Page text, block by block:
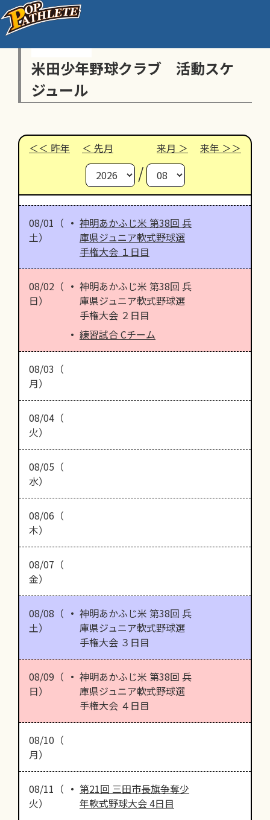
米田少年野球クラブ 活動スケ
ジュール
昨年 先月 来月 来年
/
08/01（
土）
神明あかふじ米 第38回 兵
庫県ジュニア軟式野球選
手権大会 １日目
08/02（
日）
神明あかふじ米 第38回 兵
庫県ジュニア軟式野球選
手権大会 ２日目
練習試合 Cチーム
08/03（
月）
08/04（
火）
08/05（
水）
08/06（
木）
08/07（
金）
08/08（
土）
神明あかふじ米 第38回 兵
庫県ジュニア軟式野球選
手権大会 ３日目
08/09（
日）
神明あかふじ米 第38回 兵
庫県ジュニア軟式野球選
手権大会 ４日目
08/10（
月）
08/11（
火）
第21回 三田市長旗争奪少
年軟式野球大会 4日目